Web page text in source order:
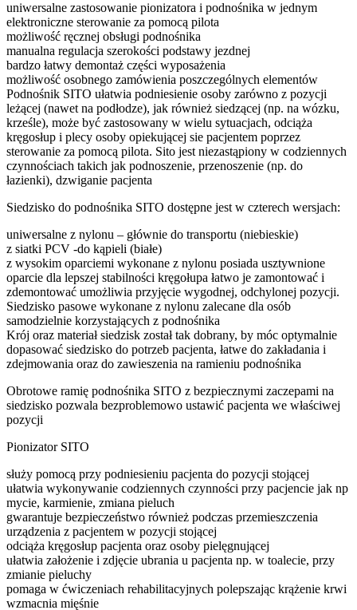
uniwersalne zastosowanie pionizatora i podnośnika w jednym
elektroniczne sterowanie za pomocą pilota
możliwość ręcznej obsługi podnośnika
manualna regulacja szerokości podstawy jezdnej
bardzo łatwy demontaż części wyposażenia
możliwość osobnego zamówienia poszczególnych elementów
Podnośnik SITO ułatwia podniesienie osoby zarówno z pozycji
leżącej (nawet na podłodze), jak również siedzącej (np. na wózku,
krześle), może być zastosowany w wielu sytuacjach, odciąża
kręgosłup i plecy osoby opiekującej sie pacjentem poprzez
sterowanie za pomocą pilota. Sito jest niezastąpiony w codziennych
czynnościach takich jak podnoszenie, przenoszenie (np. do
łazienki), dzwiganie pacjenta
Siedzisko do podnośnika SITO dostępne jest w czterech wersjach:
uniwersalne z nylonu – głównie do transportu (niebieskie)
z siatki PCV -do kąpieli (białe)
z wysokim oparciemi wykonane z nylonu posiada usztywnione
oparcie dla lepszej stabilności kręgołupa łatwo je zamontować i
zdemontować umożliwia przyjęcie wygodnej, odchylonej pozycji.
Siedzisko pasowe wykonane z nylonu zalecane dla osób
samodzielnie korzystających z podnośnika
Krój oraz materiał siedzisk został tak dobrany, by móc optymalnie
dopasować siedzisko do potrzeb pacjenta, łatwe do zakładania i
zdejmowania oraz do zawieszenia na ramieniu podnośnika
Obrotowe ramię podnośnika SITO z bezpiecznymi zaczepami na
siedzisko pozwala bezproblemowo ustawić pacjenta we właściwej
pozycji
Pionizator SITO
służy pomocą przy podniesieniu pacjenta do pozycji stojącej
ułatwia wykonywanie codziennych czynności przy pacjencie jak np
mycie, karmienie, zmiana pieluch
gwarantuje bezpieczeństwo również podczas przemieszczenia
urządzenia z pacjentem w pozycji stojącej
odciąża kręgosłup pacjenta oraz osoby pielęgnującej
ułatwia założenie i zdjęcie ubrania u pacjenta np. w toalecie, przy
zmianie pieluchy
pomaga w ćwiczeniach rehabilitacyjnych polepszając krążenie krwi
wzmacnia mięśnie